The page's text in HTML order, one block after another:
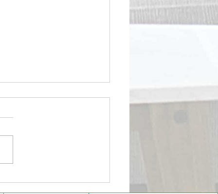
しく、“大人も一緒に